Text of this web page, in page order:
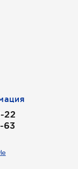
22
63